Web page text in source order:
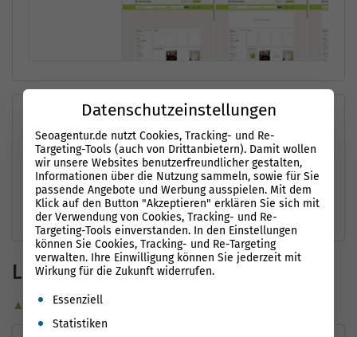
Reduziere nicht verwendetes JavaScript 0.31 s
Reduziere nicht verwendete CSS 0.12 s⌄
Ladezeiten (Mobile)
▲ Optimierungsvorschläge
Datenschutzeinstellungen
Seoagentur.de nutzt Cookies, Tracking- und Re-
Targeting-Tools (auch von Drittanbietern). Damit wollen
wir unsere Websites benutzerfreundlicher gestalten,
Informationen über die Nutzung sammeln, sowie für Sie
passende Angebote und Werbung ausspielen. Mit dem
Klick auf den Button "Akzeptieren" erklären Sie sich mit
der Verwendung von Cookies, Tracking- und Re-
Targeting-Tools einverstanden. In den Einstellungen
können Sie Cookies, Tracking- und Re-Targeting
verwalten. Ihre Einwilligung können Sie jederzeit mit
Wirkung für die Zukunft widerrufen.
Es folgt eine Liste der Service-Gruppen, für die eine
Essenziell
Statistiken